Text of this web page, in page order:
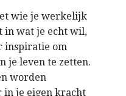
wie je werkelijk
in wat je echt wil,
inspiratie om
je leven te zetten.
worden
in je eigen kracht